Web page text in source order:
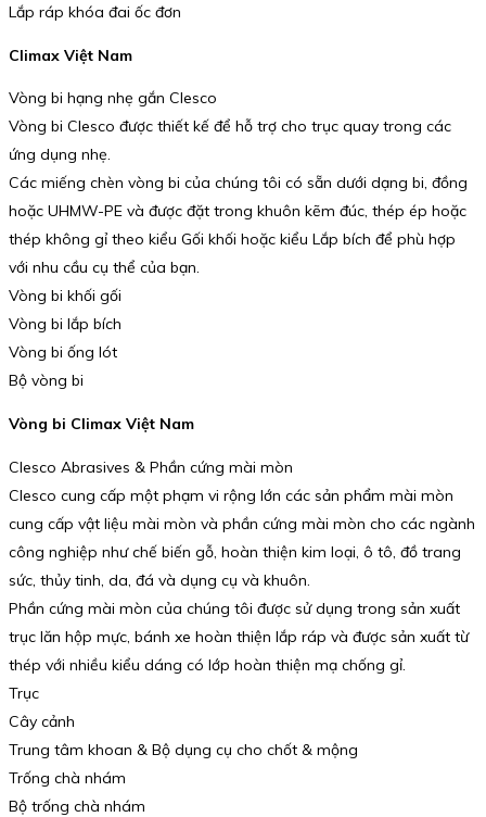
Lắp ráp khóa đai ốc đơn
Climax Việt Nam
Vòng bi hạng nhẹ gắn Clesco
Vòng bi Clesco được thiết kế để hỗ trợ cho trục quay trong các
ứng dụng nhẹ.
Các miếng chèn vòng bi của chúng tôi có sẵn dưới dạng bi, đồng
hoặc UHMW-PE và được đặt trong khuôn kẽm đúc, thép ép hoặc
thép không gỉ theo kiểu Gối khối hoặc kiểu Lắp bích để phù hợp
với nhu cầu cụ thể của bạn.
Vòng bi khối gối
Vòng bi lắp bích
Vòng bi ống lót
Bộ vòng bi
Vòng bi Climax Việt Nam
Clesco Abrasives & Phần cứng mài mòn
Clesco cung cấp một phạm vi rộng lớn các sản phẩm mài mòn
cung cấp vật liệu mài mòn và phần cứng mài mòn cho các ngành
công nghiệp như chế biến gỗ, hoàn thiện kim loại, ô tô, đồ trang
sức, thủy tinh, da, đá và dụng cụ và khuôn.
Phần cứng mài mòn của chúng tôi được sử dụng trong sản xuất
trục lăn hộp mực, bánh xe hoàn thiện lắp ráp và được sản xuất từ
thép với nhiều kiểu dáng có lớp hoàn thiện mạ chống gỉ.
Trục
Cây cảnh
Trung tâm khoan & Bộ dụng cụ cho chốt & mộng
Trống chà nhám
Bộ trống chà nhám